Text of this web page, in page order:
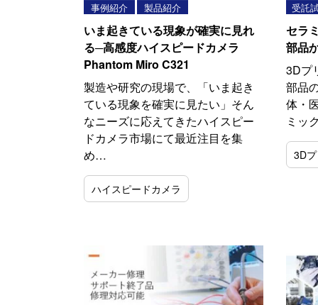
事例紹介 製品紹介
いま起きている現象が確実に見れ
る─高感度ハイスピードカメラ
Phantom Miro C321
製造や研究の現場で、「いま起き
ている現象を確実に見たい」そん
なニーズに応えてきたハイスピー
ドカメラ市場にて最近注目を集
め…
ハイスピードカメラ
受託
セラ
部品
3Dプ
部品
体・
ミッ
3D